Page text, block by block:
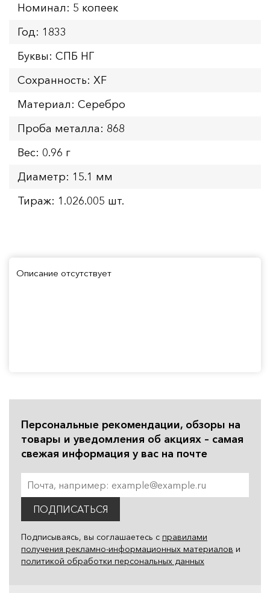
Номинал: 5 копеек
Год: 1833
Буквы: СПБ НГ
Сохранность: XF
Материал: Серебро
Проба металла: 868
Вес: 0.96 г
Диаметр: 15.1 мм
Тираж: 1.026.005 шт.
Описание отсутствует
Персональные рекомендации, обзоры на
товары и уведомления об акциях – самая
свежая информация у вас на почте
ПОДПИСАТЬСЯ
Подписываясь, вы соглашаетесь с правилами
получения рекламно-информационных материалов и
политикой обработки персональных данных